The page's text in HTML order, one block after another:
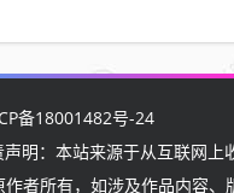
备18001482号-24
：本站来源于从互联网上
者所有，如涉及作品内容、